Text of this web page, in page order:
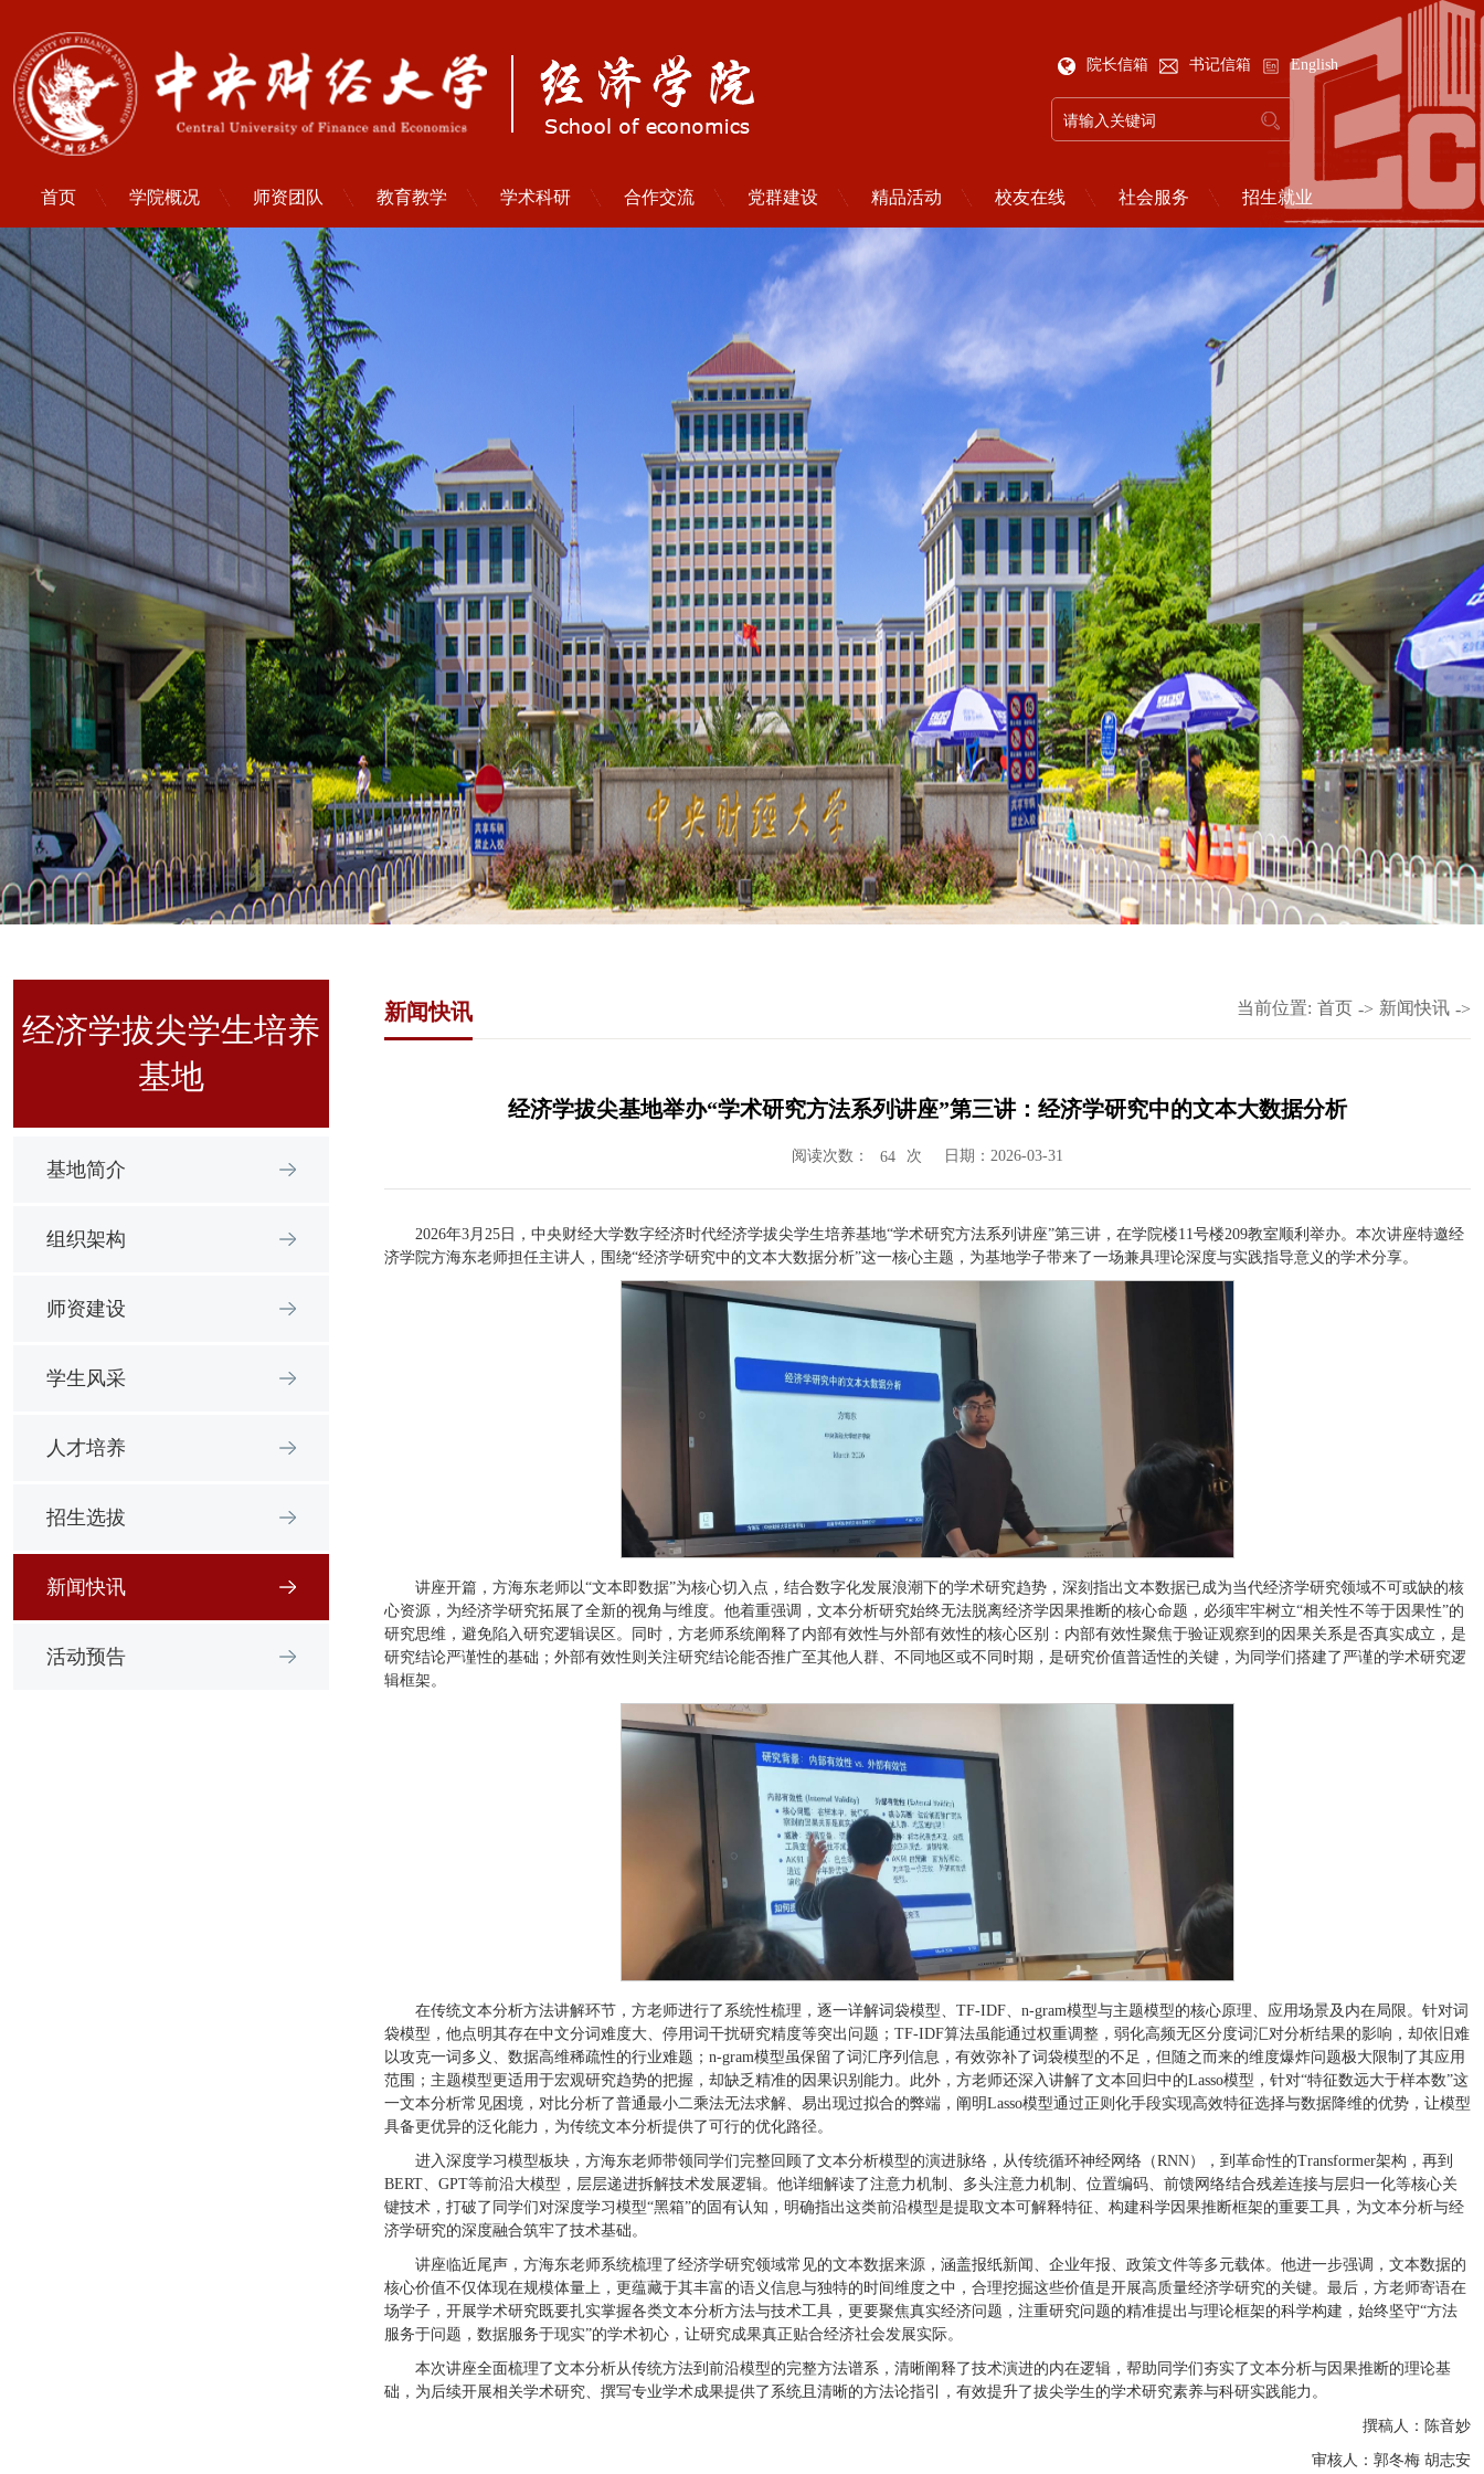
院长信箱 书记信箱 English
首页 学院概况 师资团队 教育教学 学术科研 合作交流 党群建设 精品活动 校友在线 社会服务 招生就业
经济学拔尖学生培养
基地
基地简介
组织架构
师资建设
学生风采
人才培养
招生选拔
新闻快讯
活动预告
新闻快讯 当前位置: 首页 -> 新闻快讯 ->
经济学拔尖基地举办“学术研究方法系列讲座”第三讲：经济学研究中的文本大数据分析
阅读次数： 64 次 日期：2026-03-31
2026年3月25日，中央财经大学数字经济时代经济学拔尖学生培养基地“学术研究方法系列讲座”第三讲，在学院楼11号楼209教室顺利举办。本次讲座特邀经
济学院方海东老师担任主讲人，围绕“经济学研究中的文本大数据分析”这一核心主题，为基地学子带来了一场兼具理论深度与实践指导意义的学术分享。
讲座开篇，方海东老师以“文本即数据”为核心切入点，结合数字化发展浪潮下的学术研究趋势，深刻指出文本数据已成为当代经济学研究领域不可或缺的核
心资源，为经济学研究拓展了全新的视角与维度。他着重强调，文本分析研究始终无法脱离经济学因果推断的核心命题，必须牢牢树立“相关性不等于因果性”的
研究思维，避免陷入研究逻辑误区。同时，方老师系统阐释了内部有效性与外部有效性的核心区别：内部有效性聚焦于验证观察到的因果关系是否真实成立，是
研究结论严谨性的基础；外部有效性则关注研究结论能否推广至其他人群、不同地区或不同时期，是研究价值普适性的关键，为同学们搭建了严谨的学术研究逻
辑框架。
在传统文本分析方法讲解环节，方老师进行了系统性梳理，逐一详解词袋模型、TF-IDF、n-gram模型与主题模型的核心原理、应用场景及内在局限。针对词
袋模型，他点明其存在中文分词难度大、停用词干扰研究精度等突出问题；TF-IDF算法虽能通过权重调整，弱化高频无区分度词汇对分析结果的影响，却依旧难
以攻克一词多义、数据高维稀疏性的行业难题；n-gram模型虽保留了词汇序列信息，有效弥补了词袋模型的不足，但随之而来的维度爆炸问题极大限制了其应用
范围；主题模型更适用于宏观研究趋势的把握，却缺乏精准的因果识别能力。此外，方老师还深入讲解了文本回归中的Lasso模型，针对“特征数远大于样本数”这
一文本分析常见困境，对比分析了普通最小二乘法无法求解、易出现过拟合的弊端，阐明Lasso模型通过正则化手段实现高效特征选择与数据降维的优势，让模型
具备更优异的泛化能力，为传统文本分析提供了可行的优化路径。
进入深度学习模型板块，方海东老师带领同学们完整回顾了文本分析模型的演进脉络，从传统循环神经网络（RNN），到革命性的Transformer架构，再到
BERT、GPT等前沿大模型，层层递进拆解技术发展逻辑。他详细解读了注意力机制、多头注意力机制、位置编码、前馈网络结合残差连接与层归一化等核心关
键技术，打破了同学们对深度学习模型“黑箱”的固有认知，明确指出这类前沿模型是提取文本可解释特征、构建科学因果推断框架的重要工具，为文本分析与经
济学研究的深度融合筑牢了技术基础。
讲座临近尾声，方海东老师系统梳理了经济学研究领域常见的文本数据来源，涵盖报纸新闻、企业年报、政策文件等多元载体。他进一步强调，文本数据的
核心价值不仅体现在规模体量上，更蕴藏于其丰富的语义信息与独特的时间维度之中，合理挖掘这些价值是开展高质量经济学研究的关键。最后，方老师寄语在
场学子，开展学术研究既要扎实掌握各类文本分析方法与技术工具，更要聚焦真实经济问题，注重研究问题的精准提出与理论框架的科学构建，始终坚守“方法
服务于问题，数据服务于现实”的学术初心，让研究成果真正贴合经济社会发展实际。
本次讲座全面梳理了文本分析从传统方法到前沿模型的完整方法谱系，清晰阐释了技术演进的内在逻辑，帮助同学们夯实了文本分析与因果推断的理论基
础，为后续开展相关学术研究、撰写专业学术成果提供了系统且清晰的方法论指引，有效提升了拔尖学生的学术研究素养与科研实践能力。
撰稿人：陈音妙
审核人：郭冬梅 胡志安